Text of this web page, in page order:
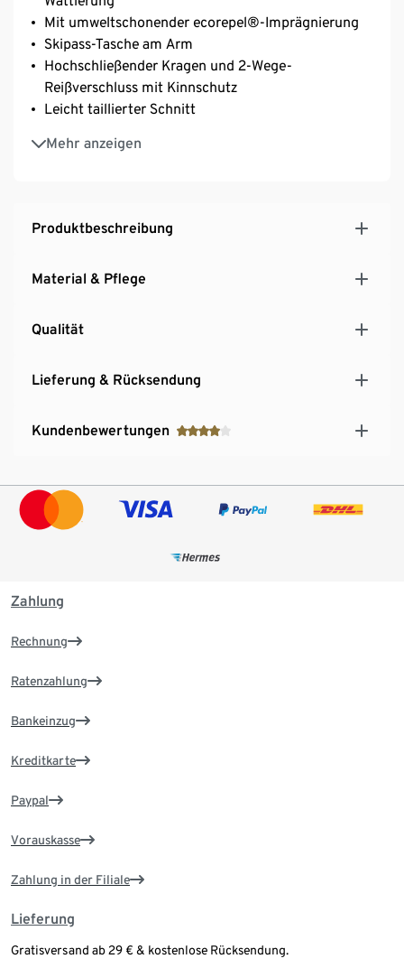
Mit umweltschonender ecorepel®-Imprägnierung
Skipass-Tasche am Arm
Hochschließender Kragen und 2-Wege-
Reißverschluss mit Kinnschutz
Leicht taillierter Schnitt
Mehr anzeigen
2 Eingrifftaschen mit Reißverschluss und 1
Innentasche
Produktbeschreibung
Material & Pflege
Qualität
Lieferung & Rücksendung
Kundenbewertungen
Zahlung
Rechnung
Ratenzahlung
Bankeinzug
Kreditkarte
Paypal
Vorauskasse
Zahlung in der Filiale
Lieferung
Gratisversand ab 29 € & kostenlose Rücksendung.